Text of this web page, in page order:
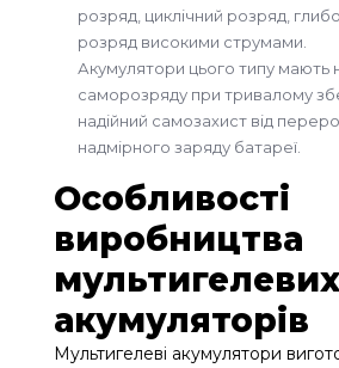
розряд, циклічний розряд,
розряд високими струмами.
Акумулятори цього типу мають
саморозряду при тривалому
надійний самозахист від
надмірного заряду батареї.
Особливості
виробництва
акумуляторів
Мультигелеві акумулятори